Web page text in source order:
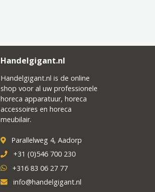
Handelgigant.nl
Handelgigant.nl is de online
shop voor al uw professionele
horeca apparatuur, horeca
accessoires en horeca
meubilair.
Parallelweg 4, Aadorp
+31 (0)546 700 230
+316 83 06 27 77
info@handelgigant.nl